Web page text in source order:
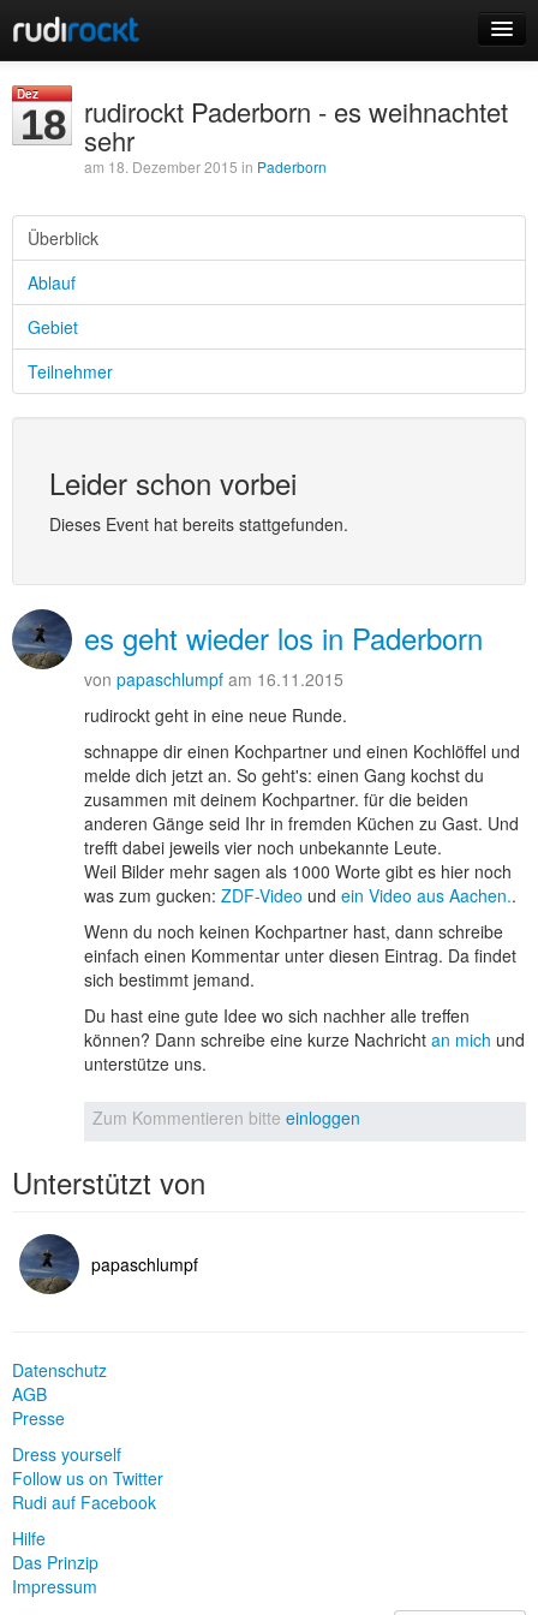
Events
Login
Registrieren
Dez
18 rudirockt Paderborn - es weihnachtet
sehr
am 18. Dezember 2015 in Paderborn
Überblick
Ablauf
Gebiet
Teilnehmer
Leider schon vorbei
Dieses Event hat bereits stattgefunden.
es geht wieder los in Paderborn
von papaschlumpf am 16.11.2015
rudirockt geht in eine neue Runde.
schnappe dir einen Kochpartner und einen Kochlöffel und
melde dich jetzt an. So geht's: einen Gang kochst du
zusammen mit deinem Kochpartner. für die beiden
anderen Gänge seid Ihr in fremden Küchen zu Gast. Und
trefft dabei jeweils vier noch unbekannte Leute.
Weil Bilder mehr sagen als 1000 Worte gibt es hier noch
was zum gucken: ZDF-Video und ein Video aus Aachen..
Wenn du noch keinen Kochpartner hast, dann schreibe
einfach einen Kommentar unter diesen Eintrag. Da findet
sich bestimmt jemand.
Du hast eine gute Idee wo sich nachher alle treffen
können? Dann schreibe eine kurze Nachricht an mich und
unterstütze uns.
Zum Kommentieren bitte einloggen
Unterstützt von
papaschlumpf
Datenschutz
AGB
Presse
Dress yourself
Follow us on Twitter
Rudi auf Facebook
Hilfe
Das Prinzip
Impressum